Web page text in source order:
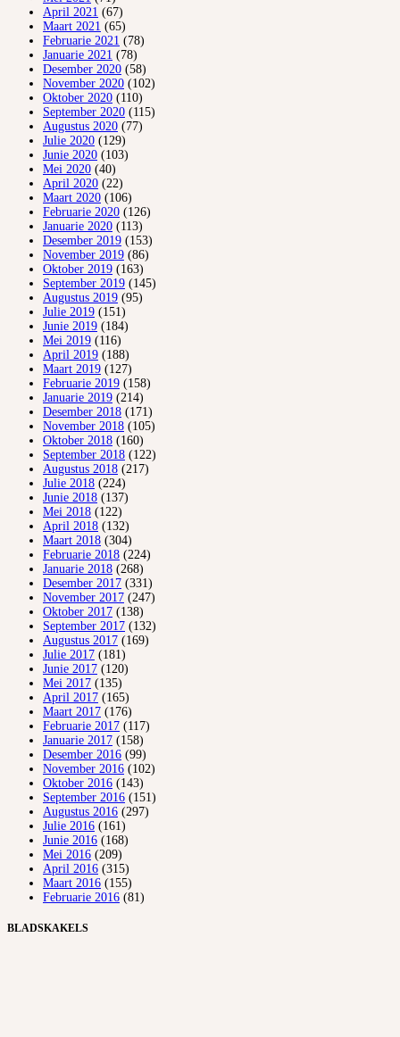
April 2021 (67)
Maart 2021 (65)
Februarie 2021 (78)
Januarie 2021 (78)
Desember 2020 (58)
November 2020 (102)
Oktober 2020 (110)
September 2020 (115)
Augustus 2020 (77)
Julie 2020 (129)
Junie 2020 (103)
Mei 2020 (40)
April 2020 (22)
Maart 2020 (106)
Februarie 2020 (126)
Januarie 2020 (113)
Desember 2019 (153)
November 2019 (86)
Oktober 2019 (163)
September 2019 (145)
Augustus 2019 (95)
Julie 2019 (151)
Junie 2019 (184)
Mei 2019 (116)
April 2019 (188)
Maart 2019 (127)
Februarie 2019 (158)
Januarie 2019 (214)
Desember 2018 (171)
November 2018 (105)
Oktober 2018 (160)
September 2018 (122)
Augustus 2018 (217)
Julie 2018 (224)
Junie 2018 (137)
Mei 2018 (122)
April 2018 (132)
Maart 2018 (304)
Februarie 2018 (224)
Januarie 2018 (268)
Desember 2017 (331)
November 2017 (247)
Oktober 2017 (138)
September 2017 (132)
Augustus 2017 (169)
Julie 2017 (181)
Junie 2017 (120)
Mei 2017 (135)
April 2017 (165)
Maart 2017 (176)
Februarie 2017 (117)
Januarie 2017 (158)
Desember 2016 (99)
November 2016 (102)
Oktober 2016 (143)
September 2016 (151)
Augustus 2016 (297)
Julie 2016 (161)
Junie 2016 (168)
Mei 2016 (209)
April 2016 (315)
Maart 2016 (155)
Februarie 2016 (81)
BLADSKAKELS